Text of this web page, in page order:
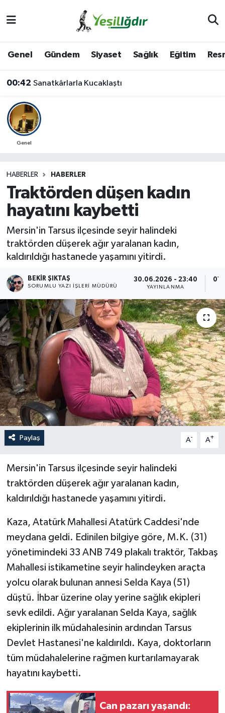
Genel Gündem Siyaset Sağlık Eğitim
00:42 Sanatkârlarla Kucaklaştı
Genel
HABERLER HABERLER
Traktörden düşen kadın
hayatını kaybetti
Mersin'in Tarsus ilçesinde seyir halindeki
traktörden düşerek ağır yaralanan kadın,
kaldırıldığı hastanede yaşamını yitirdi.
BEKIR ŞIKTAŞ
SORUMLU YAZI İŞLERI MÜDÜRÜ
30.06.2026 - 23:40
YAYINLANMA
Paylaş A- A+
Mersin'in Tarsus ilçesinde seyir halindeki
traktörden düşerek ağır yaralanan kadın,
kaldırıldığı hastanede yaşamını yitirdi.
Kaza, Atatürk Mahallesi Atatürk Caddesi'nde
meydana geldi. Edinilen bilgiye göre, M.K. (31)
yönetimindeki 33 ANB 749 plakalı traktör, Takbaş
Mahallesi istikametine seyir halindeyken araçta
yolcu olarak bulunan annesi Selda Kaya (51)
düştü. İhbar üzerine olay yerine sağlık ekipleri
sevk edildi. Ağır yaralanan Selda Kaya, sağlık
ekiplerinin ilk müdahalesinin ardından Tarsus
Devlet Hastanesi'ne kaldırıldı. Kaya, doktorların
tüm müdahalelerine rağmen kurtarılamayarak
hayatını kaybetti.
Can pazarı yaşandı:
Iğdır Trafik Yoğunluk Haritası
Süper Lig Puan Durumu ve Fikstür
Son Dakika Haberleri
Haber Arşivi